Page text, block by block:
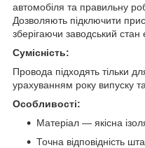
автомобіля та правильну
Дозволяють підключити
зберігаючи заводський стан
Сумісність:
Провода підходять тільки
урахуванням року випуску та
Особливості:
Матеріал — якісна
Точна відповідність